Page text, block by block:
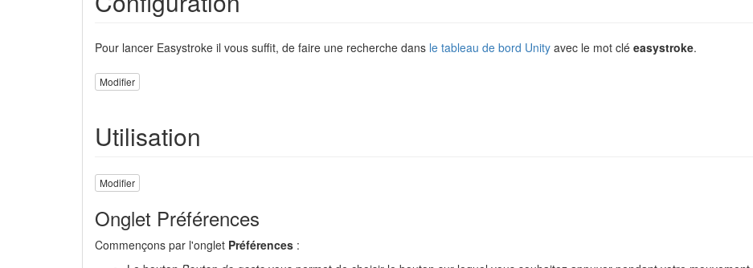
Pour lancer Easystroke il vous suffit, de faire une recherche dans le tableau de bord Unity avec le mot clé easystroke.
Modifier
Utilisation
Modifier
Onglet Préférences
Commençons par l'onglet Préférences :